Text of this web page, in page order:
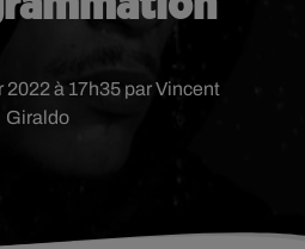
2022 à 17h35 par Vincent
Giraldo